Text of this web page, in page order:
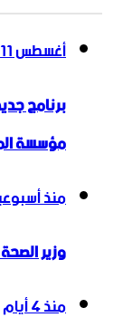
أغسطس 11, 2025
برنامج
مؤسسة
منذ
وزير
منذ 4 أيام